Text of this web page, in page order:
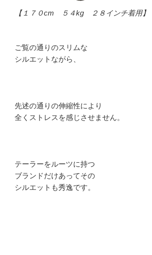
【１７０cm ５４kg ２８インチ着用】
ご覧の通りのスリムな
シルエットながら、
先述の通りの伸縮性により
全くストレスを感じさせません。
テーラーをルーツに持つ
ブランドだけあってその
シルエットも秀逸です。